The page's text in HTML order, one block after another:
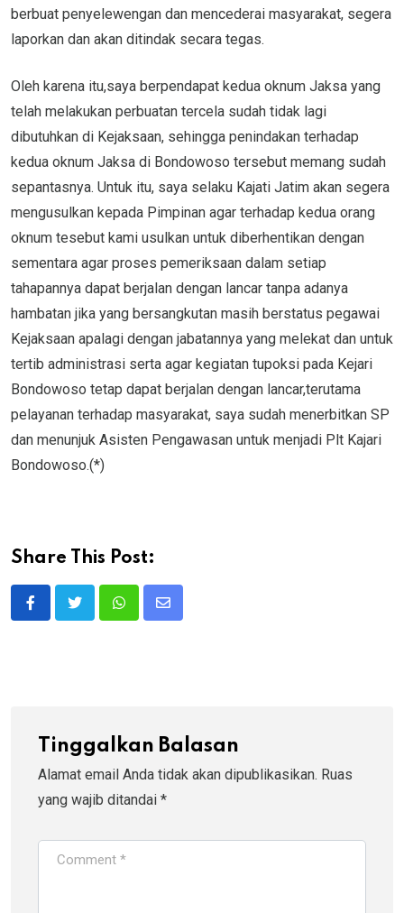
berbuat penyelewengan dan mencederai masyarakat, segera
laporkan dan akan ditindak secara tegas.
Oleh karena itu,saya berpendapat kedua oknum Jaksa yang
telah melakukan perbuatan tercela sudah tidak lagi
dibutuhkan di Kejaksaan, sehingga penindakan terhadap
kedua oknum Jaksa di Bondowoso tersebut memang sudah
sepantasnya. Untuk itu, saya selaku Kajati Jatim akan segera
mengusulkan kepada Pimpinan agar terhadap kedua orang
oknum tesebut kami usulkan untuk diberhentikan dengan
sementara agar proses pemeriksaan dalam setiap
tahapannya dapat berjalan dengan lancar tanpa adanya
hambatan jika yang bersangkutan masih berstatus pegawai
Kejaksaan apalagi dengan jabatannya yang melekat dan untuk
tertib administrasi serta agar kegiatan tupoksi pada Kejari
Bondowoso tetap dapat berjalan dengan lancar,terutama
pelayanan terhadap masyarakat, saya sudah menerbitkan SP
dan menunjuk Asisten Pengawasan untuk menjadi Plt Kajari
Bondowoso.(*)
Share This Post:
WhatsappShare
Tinggalkan Balasan
Alamat email Anda tidak akan dipublikasikan. Ruas
yang wajib ditandai *